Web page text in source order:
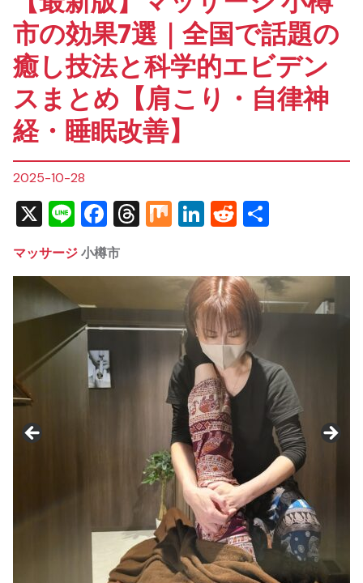
市の効果7選｜全国で話題の
癒し技法と科学的エビデン
スまとめ【肩こり・自律神
経・睡眠改善】
2025-10-28
X LineFacebook
Threads
MixLinkedIn
Reddit
マッサージ小樽市